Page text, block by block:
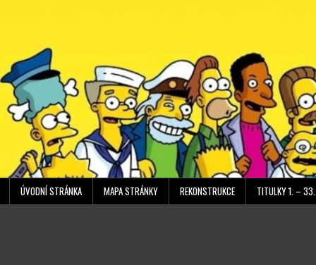
ÚVODNÍ STRÁNKA MAPA STRÁNKY REKONSTRUKCE TITULKY 1. –